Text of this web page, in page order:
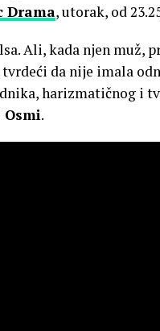
Drama, utorak, od
Ali, kada njen muž,
da nije imala
harizmatičnog i
.